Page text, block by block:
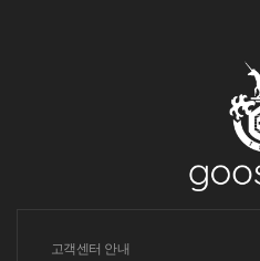
고객센터 안내